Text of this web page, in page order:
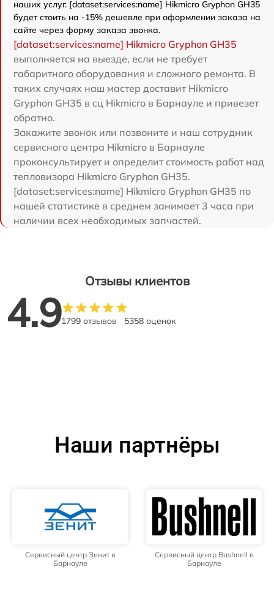
наших услуг. [dataset:services:name] Hikmicro Gryphon GH35
будет стоить на -15% дешевле при оформлении заказа на
сайте через форму заказа звонка.
[dataset:services:name] Hikmicro Gryphon GH35
выполняется на выезде, если не требует
габаритного оборудования и сложного ремонта. В
таких случаях наш мастер доставит Hikmicro
Gryphon GH35 в сц Hikmicro в Барнауле и привезет
обратно.
Закажите звонок или позвоните и наш сотрудник
сервисного центра Hikmicro в Барнауле
проконсультирует и определит стоимость работ над
тепловизора Hikmicro Gryphon GH35.
[dataset:services:name] Hikmicro Gryphon GH35 по
нашей статистике в среднем занимает 3 часа при
наличии всех необходимых запчастей.
Отзывы клиентов
4.91799 отзывов 5358 оценок
Наши партнёры
Сервисный центр Зенит в
Барнауле
Сервисный центр Bushnell в
Барнауле